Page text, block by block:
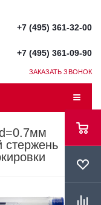
+7 (495) 361-32-00
+7 (495) 361-09-90
ЗАКАЗАТЬ ЗВОНОК
стержень